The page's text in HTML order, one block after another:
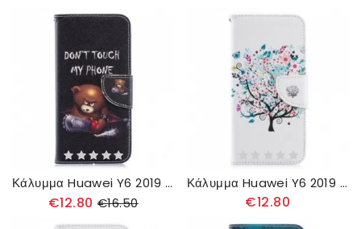
Κάλυμμα Huawei Y6 2019 / Honor 8A Επικίνδυνη Αρκούδα
€12.80 €16.50
Κάλυμμα Huawei Y6 2019 / Honor 8A Ανθισμένο Δέντρο
€12.80